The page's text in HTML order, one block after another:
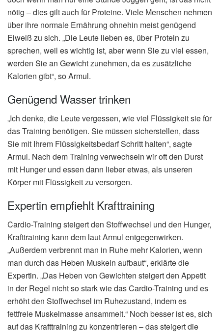
nötig – dies gilt auch für Proteine. Viele Menschen nehmen
über ihre normale Ernährung ohnehin meist genügend
Eiweiß zu sich. „Die Leute lieben es, über Protein zu
sprechen, weil es wichtig ist, aber wenn Sie zu viel essen,
werden Sie an Gewicht zunehmen, da es zusätzliche
Kalorien gibt“, so Armul.
Genügend Wasser trinken
„Ich denke, die Leute vergessen, wie viel Flüssigkeit sie für
das Training benötigen. Sie müssen sicherstellen, dass
Sie mit Ihrem Flüssigkeitsbedarf Schritt halten“, sagte
Armul. Nach dem Training verwechseln wir oft den Durst
mit Hunger und essen dann lieber etwas, als unseren
Körper mit Flüssigkeit zu versorgen.
Expertin empfiehlt Krafttraining
Cardio-Training steigert den Stoffwechsel und den Hunger,
Krafttraining kann dem laut Armul entgegenwirken.
„Außerdem verbrennt man in Ruhe mehr Kalorien, wenn
man durch das Heben Muskeln aufbaut“, erklärte die
Expertin. „Das Heben von Gewichten steigert den Appetit
in der Regel nicht so stark wie das Cardio-Training und es
erhöht den Stoffwechsel im Ruhezustand, indem es
fettfreie Muskelmasse ansammelt.“ Noch besser ist es, sich
auf das Krafttraining zu konzentrieren – das steigert die